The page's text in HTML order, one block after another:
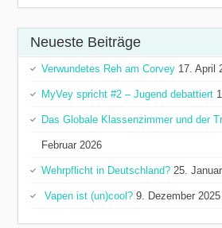
Neueste Beiträge
Verwundetes Reh am Corvey 17. April
MyVey spricht #2 – Jugend debattiert
Das Globale Klassenzimmer und der
Februar 2026
Wehrpflicht in Deutschland? 25.
Vapen ist (un)cool? 9. Dezember 2025